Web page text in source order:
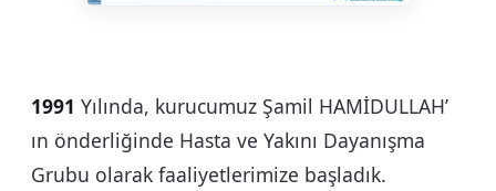
1991 Yılında, kurucumuz Şamil HAMİDULLAH’
ın önderliğinde Hasta ve Yakını Dayanışma
Grubu olarak faaliyetlerimize başladık.